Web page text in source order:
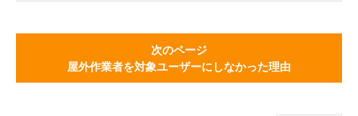
次のページ
屋外作業者を対象ユーザーにしなかった理由